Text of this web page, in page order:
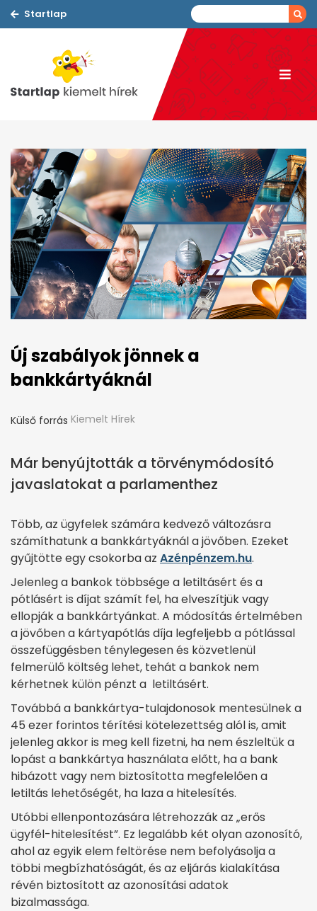
Startlap
Új szabályok jönnek a
bankkártyáknál
Külső forrás Kiemelt Hírek
Már benyújtották a törvénymódosító
javaslatokat a parlamenthez
Több, az ügyfelek számára kedvező változásra
számíthatunk a bankkártyáknál a jövőben. Ezeket
gyűjtötte egy csokorba az Azénpénzem.hu.
Jelenleg a bankok többsége a letiltásért és a
pótlásért is díjat számít fel, ha elveszítjük vagy
ellopják a bankkártyánkat. A módosítás értelmében
a jövőben a kártyapótlás díja legfeljebb a pótlással
összefüggésben ténylegesen és közvetlenül
felmerülő költség lehet, tehát a bankok nem
kérhetnek külön pénzt a letiltásért.
Továbbá a bankkártya-tulajdonosok mentesülnek a
45 ezer forintos térítési kötelezettség alól is, amit
jelenleg akkor is meg kell fizetni, ha nem észleltük a
lopást a bankkártya használata előtt, ha a bank
hibázott vagy nem biztosította megfelelően a
letiltás lehetőségét, ha laza a hitelesítés.
Utóbbi ellenpontozására létrehozzák az „erős
ügyfél-hitelesítést”. Ez legalább két olyan azonosító,
ahol az egyik elem feltörése nem befolyásolja a
többi megbízhatóságát, és az eljárás kialakítása
révén biztosított az azonosítási adatok
bizalmassága.